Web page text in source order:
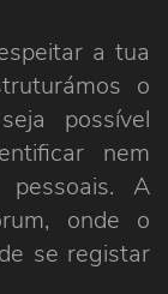
a tua
o
possível
nem
pessoais. A
onde o
se registar